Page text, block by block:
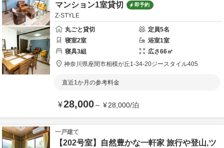
マンション1室貸切
即予約
Z-STYLE
丸ごと貸切
定員5名
寝室2室 浴室1室
寝具3組 広さ66㎡
神奈川県座間市相模が丘1-34-20ジースタイル405
直近1か月の参考料金
¥28,000～ ¥28,000/泊
一戸建て
【202号室】自然豊かな一軒家 旅行や登山,ツ